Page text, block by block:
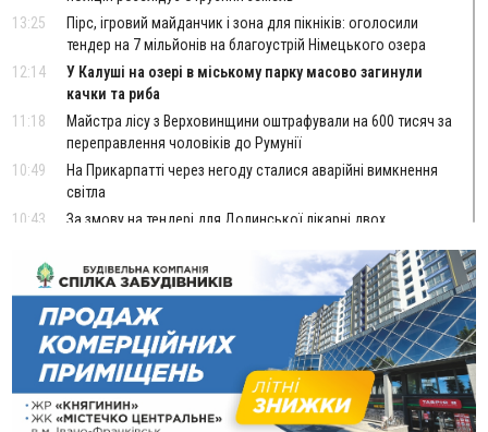
13:25
Пірс, ігровий майданчик і зона для пікніків: оголосили
тендер на 7 мільйонів на благоустрій Німецького озера
12:14
У Калуші на озері в міському парку масово загинули
качки та риба
11:18
Майстра лісу з Верховинщини оштрафували на 600 тисяч за
переправлення чоловіків до Румунії
10:49
На Прикарпатті через негоду сталися аварійні вимкнення
світла
10:43
За змову на тендері для Долинської лікарні двох
10:09
Яремчанський суд виніс вирок чоловіку, який у Буковелі
вкрав із супермаркету пляшку віскі за 8,5 тисяч
09:53
В урочищі біля Галича археологи відкопали давньоруську
вагову гирку XII–XIII століть
09:39
У Франківську медики провели серію складних операцій
на аорті
Вчора